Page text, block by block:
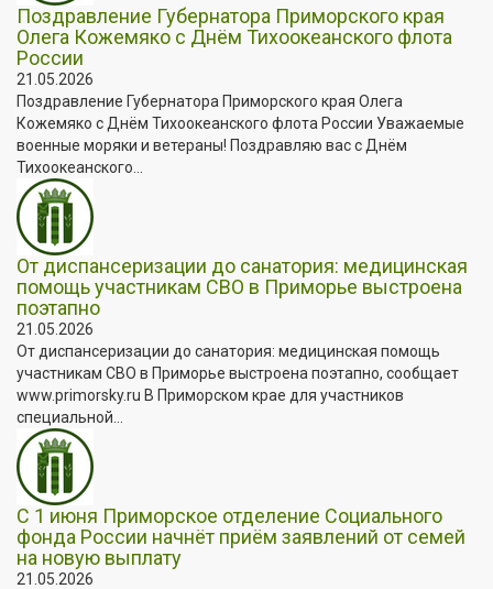
Поздравление Губернатора Приморского края
Олега Кожемяко с Днём Тихоокеанского флота
России
21.05.2026
Поздравление Губернатора Приморского края Олега
Кожемяко с Днём Тихоокеанского флота России Уважаемые
военные моряки и ветераны! Поздравляю вас с Днём
Тихоокеанского...
От диспансеризации до санатория: медицинская
помощь участникам СВО в Приморье выстроена
поэтапно
21.05.2026
От диспансеризации до санатория: медицинская помощь
участникам СВО в Приморье выстроена поэтапно, сообщает
www.primorsky.ru В Приморском крае для участников
специальной...
С 1 июня Приморское отделение Социального
фонда России начнёт приём заявлений от семей
на новую выплату
21.05.2026